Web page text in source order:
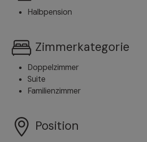
Halbpension
Zimmerkategorie
Doppelzimmer
Suite
Familienzimmer
Position